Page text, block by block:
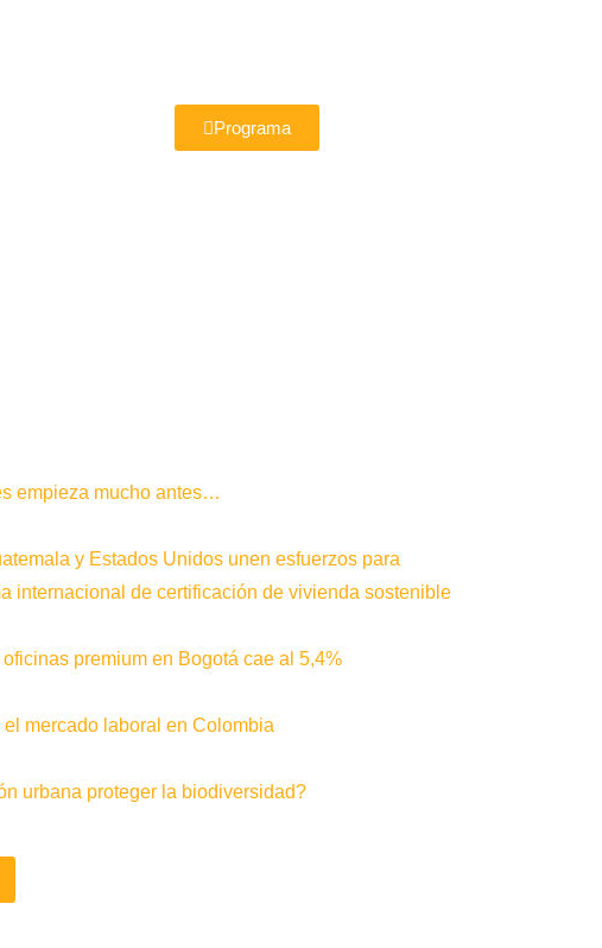
Programa
empieza mucho antes…
y Estados Unidos unen esfuerzos para
internacional de certificación de vivienda sostenible
premium en Bogotá cae al 5,4%
mercado laboral en Colombia
urbana proteger la biodiversidad?